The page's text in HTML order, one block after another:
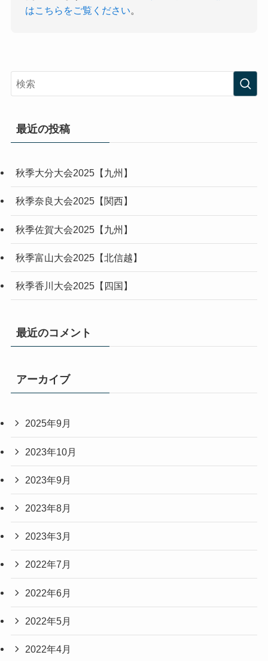
はこちらをご覧ください。
最近の投稿
秋季大分大会2025【九州】
秋季奈良大会2025【関西】
秋季佐賀大会2025【九州】
秋季富山大会2025【北信越】
秋季香川大会2025【四国】
最近のコメント
アーカイブ
2025年9月
2023年10月
2023年9月
2023年8月
2023年3月
2022年7月
2022年6月
2022年5月
2022年4月